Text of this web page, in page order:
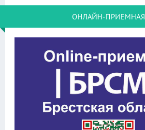
ОНЛАЙН-ПРИЕМНАЯ